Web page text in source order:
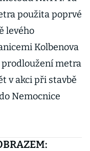
použita poprvé
levého
Kolbenova
metra
v akci při stavbě
Nemocnice